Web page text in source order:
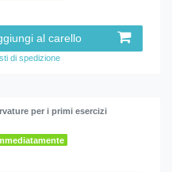
al carello
di spedizione
per i primi esercizi